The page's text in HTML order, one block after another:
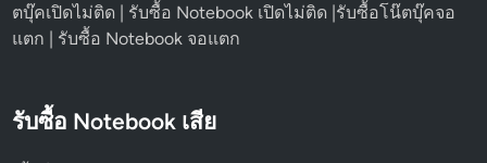
ตบุ๊คเปิดไม่ติด | รับซื้อ Notebook เปิดไม่ติด |รับซื้อโน๊ตบุ๊คจอ
แตก | รับซื้อ Notebook จอแตก
รับซื้อ Notebook เสีย